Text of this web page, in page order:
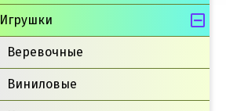
Игрушки
Веревочные
Виниловые